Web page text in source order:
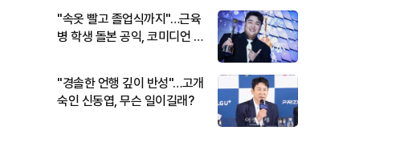
"속옷 빨고 졸업식까지"…근육
병 학생 돌본 공익, 코미디언 김
"경솔한 언행 깊이 반성"…고개
숙인 신동엽, 무슨 일이길래?